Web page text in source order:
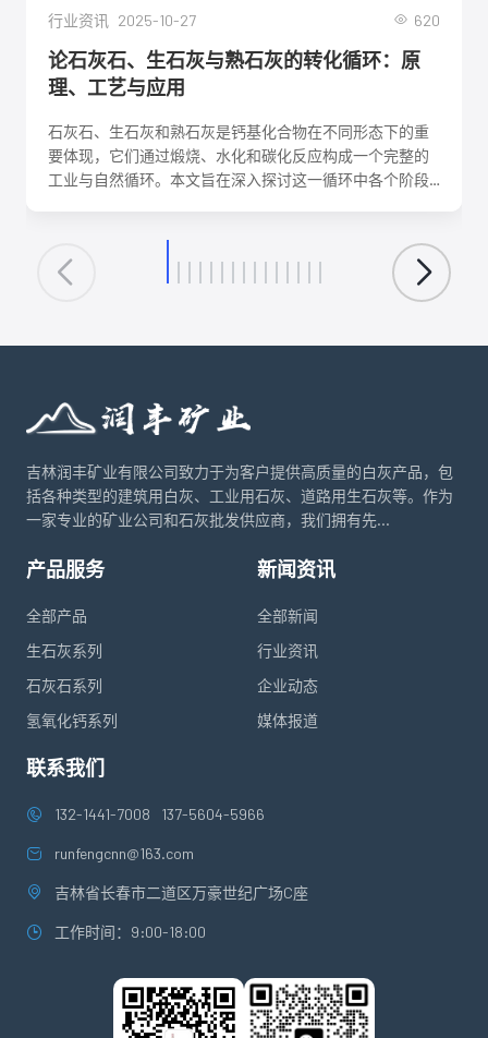
行业资讯 2025-10-27 620
论石灰石、生石灰与熟石灰的转化循环：原
理、工艺与应用
石灰石、生石灰和熟石灰是钙基化合物在不同形态下的重
要体现，它们通过煅烧、水化和碳化反应构成一个完整的
工业与自然循环。本文旨在深入探讨这一循环中各个阶段
优化生产工艺、降低能耗、实现资源可持续利用具有重要
意义。
吉林润丰矿业有限公司致力于为客户提供高质量的白灰产品，包
括各种类型的建筑用白灰、工业用石灰、道路用生石灰等。作为
一家专业的矿业公司和石灰批发供应商，我们拥有先...
产品服务
全部产品
生石灰系列
石灰石系列
氢氧化钙系列
新闻资讯
全部新闻
行业资讯
企业动态
媒体报道
联系我们
132-1441-7008 137-5604-5966
runfengcnn@163.com
吉林省长春市二道区万豪世纪广场C座
工作时间：9:00-18:00